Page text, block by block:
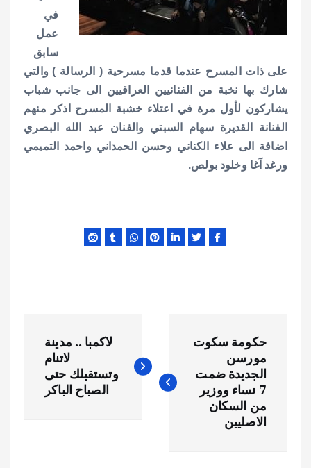
في
عمل
سابق
على ذات المسرح عندما قدما مسرحية ( الرسالة ) والتي
شارك بها نخبة من الفنانيين العراقيين الى جانب شباب
يشاركون لأول مرة في اعتلاء خشبة المسرح اذكر منهم
الفنانة القديرة سهام السبتي والفنان عبد الله البصري
اضافة الى علاء الكناني وحسن الحمداني واحمد التميمي
ورغد آغا وخلود بولص.
ص
حكومة سكوت
مورسن
الجديدة ضمت
7 نساء ووزير
من السكان
الاصليين
لاكمبا .. مدينة
لاتنام
وتستقبلك حتى
الصباح الباكر